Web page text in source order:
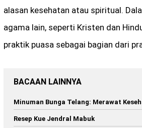
alasan kesehatan atau spiritual.
agama lain, seperti Kristen dan
praktik puasa sebagai bagian dari
BACAAN LAINNYA
Minuman Bunga Telang: Merawat
Resep Kue Jendral Mabuk